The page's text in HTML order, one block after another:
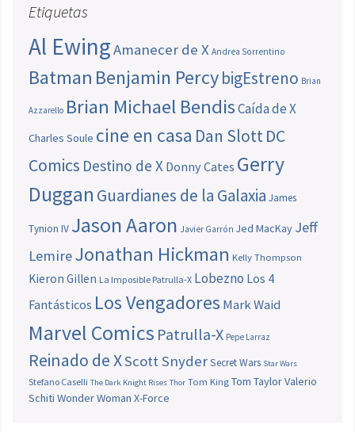
Etiquetas
Al EwingAmanecer de X Andrea Sorrentino
Batman Benjamin PercybigEstreno Brian
Azzarello Brian Michael BendisCaída de X
Charles Soule cine en casa Dan SlottDC
Comics Destino de X Donny Cates Gerry
Duggan Guardianes de la Galaxia James
Tynion IV Jason Aaron Javier Garrón Jed MacKay Jeff
LemireJonathan Hickman Kelly Thompson
Kieron Gillen La Imposible Patrulla-X Lobezno Los 4
Fantásticos Los Vengadores Mark Waid
Marvel Comics Patrulla-X Pepe Larraz
Reinado de XScott SnyderSecret Wars Star Wars
Stefano Caselli The Dark Knight Rises Thor Tom King Tom TaylorValerio
Schiti Wonder Woman X-Force